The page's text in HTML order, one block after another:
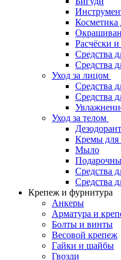
Косметика
Расчёски
Средства
Средства
Уход за лицом
Средства
Средства
Уход за телом
Кремы для
Мыло
Средства
Средства
Крепеж и фурнитура
Анкеры
Арматура и
Болты и винты
Весовой крепеж
Гайки и шайбы
Гвозди